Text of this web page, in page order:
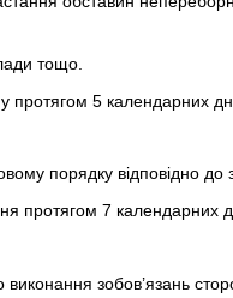
тощо.
5 календарних
порядку відповідно до
протягом 7 календарних
зобов’язань